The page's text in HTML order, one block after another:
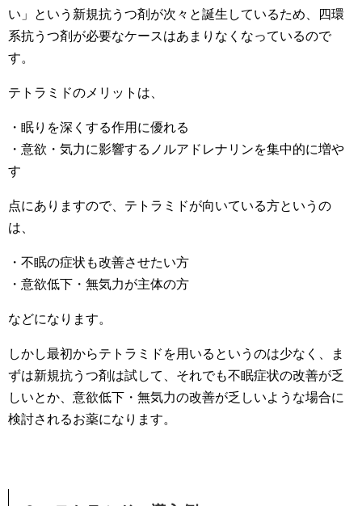
い」という新規抗うつ剤が次々と誕生しているため、四環
系抗うつ剤が必要なケースはあまりなくなっているので
す。
テトラミドのメリットは、
・眠りを深くする作用に優れる
・意欲・気力に影響するノルアドレナリンを集中的に増や
す
点にありますので、テトラミドが向いている方というの
は、
・不眠の症状も改善させたい方
・意欲低下・無気力が主体の方
などになります。
しかし最初からテトラミドを用いるというのは少なく、ま
ずは新規抗うつ剤は試して、それでも不眠症状の改善が乏
しいとか、意欲低下・無気力の改善が乏しいような場合に
検討されるお薬になります。